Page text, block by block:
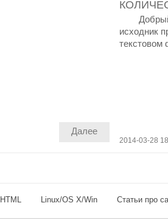
Далее
Добрый
исходник
текстовом
2014-03-28
Linux/OS X/Win Статьи про